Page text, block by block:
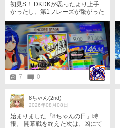
初見S！ DKDKが思ったより上手
かったし、第1フレーズが繋がった
のが大きい！
7 0
8ちゃん(2nd)
2026年08月08日
始まりました『8ちゃんの日』時
報。 開幕戦を終えた次は、凶にて